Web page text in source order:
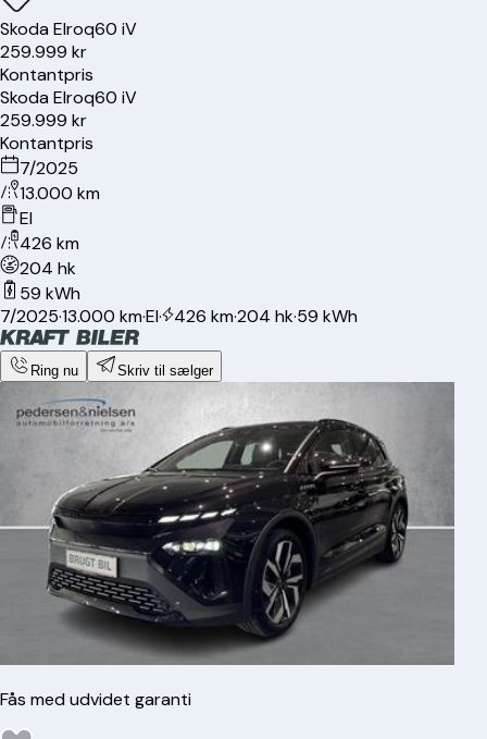
SkodaElroq60 iV
259.999 kr
Kontantpris
SkodaElroq60 iV
259.999 kr
Kontantpris
7/2025
13.000 km
El
426 km
204 hk
59 kWh
7/2025·13.000 km·El· 426 km·204 hk·59 kWh
Ring nu Skriv til sælger
Fås med udvidet garanti